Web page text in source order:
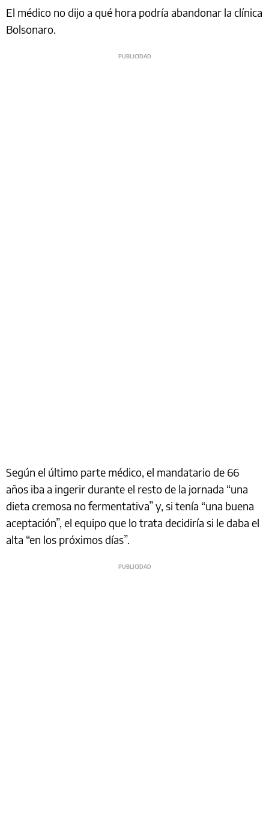
El médico no dijo a qué hora podría abandonar la clínica
Bolsonaro.
Según el último parte médico, el mandatario de 66
años iba a ingerir durante el resto de la jornada “una
dieta cremosa no fermentativa” y, si tenía “una buena
aceptación”, el equipo que lo trata decidiría si le daba el
alta “en los próximos días”.